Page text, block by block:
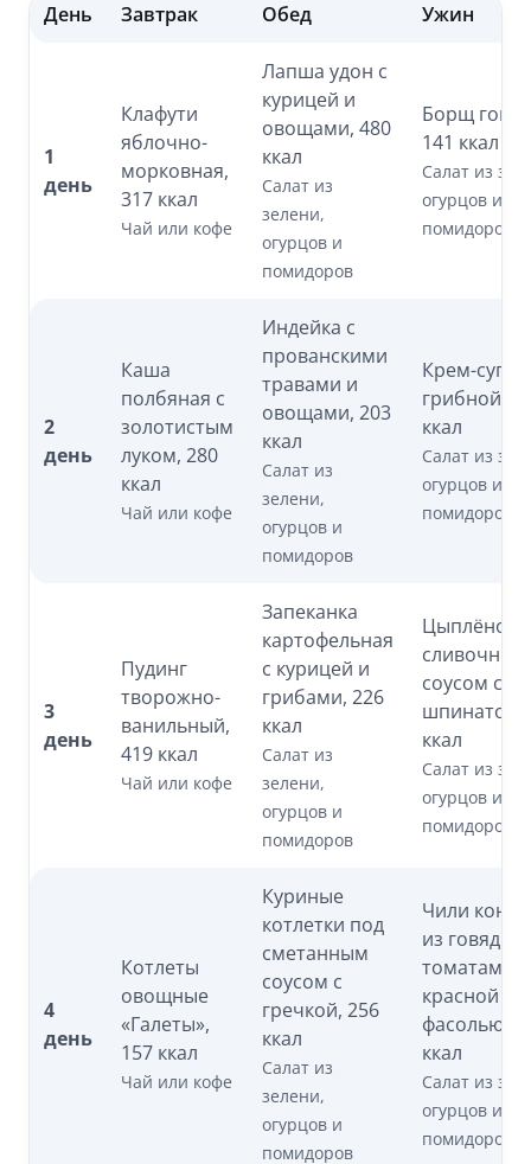
День Завтрак Обед Ужин
1
день
Клафути
яблочно-
морковная,
317 ккал
Чай или кофе
Лапша удон с
курицей и
овощами, 480
ккал
Салат из
зелени,
огурцов и
помидоров
Борщ
141 ккал
Салат из
огурцов и
помидоров
2
день
Каша
полбяная с
золотистым
луком, 280
ккал
Чай или кофе
Индейка с
прованскими
травами и
овощами, 203
ккал
Салат из
зелени,
огурцов и
помидоров
Крем-суп
грибной,
ккал
Салат из
огурцов и
помидоров
3
день
Пудинг
творожно-
ванильный,
419 ккал
Чай или кофе
Запеканка
картофельная
с курицей и
грибами, 226
ккал
Салат из
зелени,
огурцов и
помидоров
Цыплёнок
сливочным
соусом со
шпинатом,
ккал
Салат из
огурцов и
помидоров
4
день
Котлеты
овощные
«Галеты»,
157 ккал
Чай или кофе
Куриные
котлетки под
сметанным
соусом с
гречкой, 256
ккал
Салат из
зелени,
огурцов и
помидоров
Чили кон
из
томатами и
красной
фасолью,
ккал
Салат из
огурцов и
помидоров